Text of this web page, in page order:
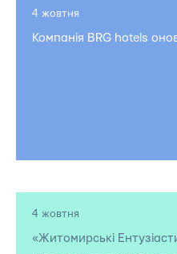
4 жовтня
Компанія BRG hotels
4 жовтня
«Житомирські